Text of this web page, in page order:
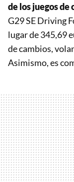
de los juegos de
G29 SE Driving
lugar de 345,69
de cambios,
Asimismo, es